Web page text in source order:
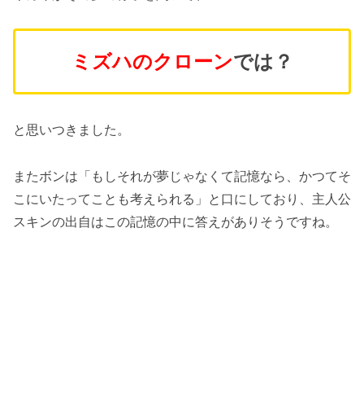
ミズハのクローンでは？
と思いつきました。
またボンは「もしそれが夢じゃなくて記憶なら、かつてそ
こにいたってことも考えられる」と口にしており、主人公
スキンの出自はこの記憶の中に答えがありそうですね。